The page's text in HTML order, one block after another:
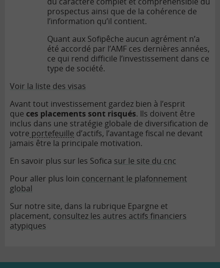
prospectus ainsi que de la cohérence de
l’information qu’il contient.
Quant aux Sofipêche aucun agrément n’a
été accordé par l’AMF ces dernières années,
ce qui rend difficile l’investissement dans ce
type de société.
Voir la liste des visas
Avant tout investissement gardez bien à l’esprit
que ces placements sont risqués. Ils doivent être
inclus dans une stratégie globale de diversification de
votre portefeuille d’actifs, l’avantage fiscal ne devant
jamais être la principale motivation.
En savoir plus sur les Sofica sur le site du cnc
Pour aller plus loin concernant le plafonnement
global
Sur notre site, dans la rubrique Epargne et
placement, consultez les autres actifs financiers
atypiques